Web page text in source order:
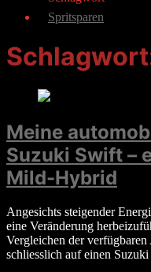
Spritsparen
Meine
Suzuki Swift –
Mild-Hybrid
Angesichts steigender
eine Veränderung
Vergleichen der
schliesslich auf einen